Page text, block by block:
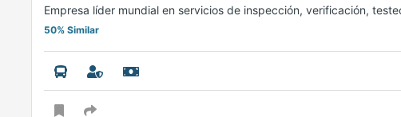
Empresa líder mundial en servicios de inspección, verificación,
50% Similar